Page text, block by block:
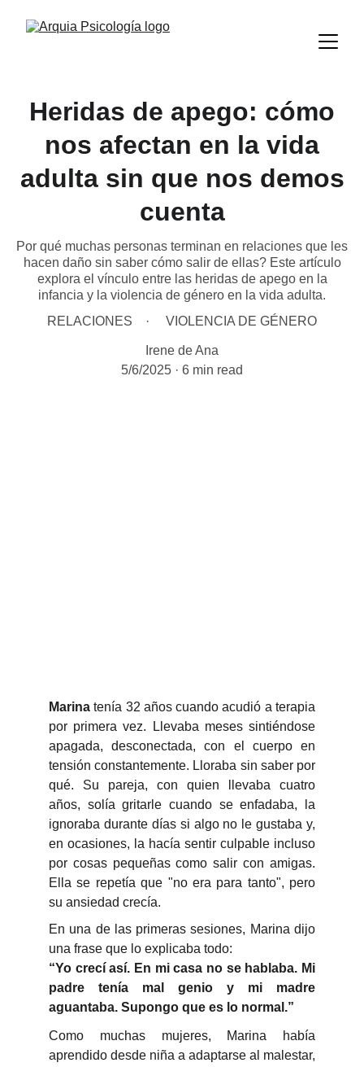
Heridas de apego: cómo
nos afectan en la vida
adulta sin que nos demos
cuenta
Por qué muchas personas terminan en relaciones que les
hacen daño sin saber cómo salir de ellas? Este artículo
explora el vínculo entre las heridas de apego en la
infancia y la violencia de género en la vida adulta.
RELACIONES
VIOLENCIA DE GÉNERO
Irene de Ana
5/6/2025
6 min read
Marina tenía 32 años cuando acudió a terapia
por primera vez. Llevaba meses sintiéndose
apagada, desconectada, con el cuerpo en
tensión constantemente. Lloraba sin saber por
qué. Su pareja, con quien llevaba cuatro
años, solía gritarle cuando se enfadaba, la
ignoraba durante días si algo no le gustaba y,
en ocasiones, la hacía sentir culpable incluso
por cosas pequeñas como salir con amigas.
Ella se repetía que "no era para tanto", pero
su ansiedad crecía.
En una de las primeras sesiones, Marina dijo
una frase que lo explicaba todo:
“Yo crecí así. En mi casa no se hablaba. Mi
padre tenía mal genio y mi madre
aguantaba. Supongo que es lo normal.”
Como muchas mujeres, Marina había
aprendido desde niña a adaptarse al malestar,